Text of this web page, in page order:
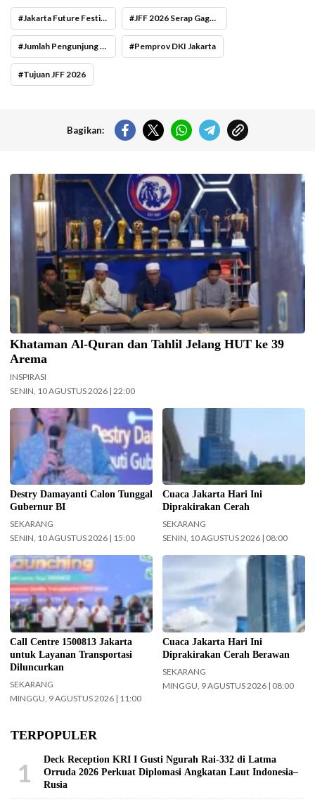
Jakarta Future Festival JFF 2026 Serap Gagasan Jakarta Menuju 500 Tahun
Jumlah Pengunjung JFF2026 Manfaat JFF 2026 Pemprov DKI Jakarta
Tujuan JFF 2026
Bagikan:
Arema FC menggelar tradisi religius khataman Al-Quran, tahlil, dan doa
bersama, Senin (10/8/2026) siang hingga petang di Kandang Singa
jelang HUT ke 39 Arema. (foto: https://aremafc.com/).
Khataman Al-Quran dan Tahlil Jelang HUT ke 39
Arema
INSPIRASI
SENIN, 10 AGUSTUS 2026 | 22:00
Destry Damayanti diusulkan
menjadi calon tunggal Gubernur
Bank Indonesia (BI). (Foto:
Instagram @destry Damayanti)
Destry Damayanti Calon Tunggal
Gubernur BI
SEKARANG
SENIN, 10 AGUSTUS 2026 | 15:00
Diprakirakan Cerah. (Foto: Doc-
beritajakarta.id)
Cuaca Jakarta Hari Ini
Diprakirakan Cerah
SEKARANG
SENIN, 10 AGUSTUS 2026 | 08:00
Gubernur DKI Jakarta Pramono
Anung meluncurkan Call Center
1500813 Jakarta, Minggu
(9/8/2026) hari ini. (Foto: Bilal
Nugraha Ginanjar-beritajakarta.id)
Call Centre 1500813 Jakarta
untuk Layanan Transportasi
Diluncurkan
SEKARANG
MINGGU, 9 AGUSTUS 2026 | 11:00
Cuaca Jakarta Hari Ini
Diprakirakan Cerah Berawan.
(Foto: Doc-beritajakarta.id)
Cuaca Jakarta Hari Ini
Diprakirakan Cerah Berawan
SEKARANG
MINGGU, 9 AGUSTUS 2026 | 08:00
TERPOPULER
1
Deck Reception KRI I Gusti Ngurah Rai-332 di Latma
Orruda 2026 Perkuat Diplomasi Angkatan Laut Indonesia–
Rusia